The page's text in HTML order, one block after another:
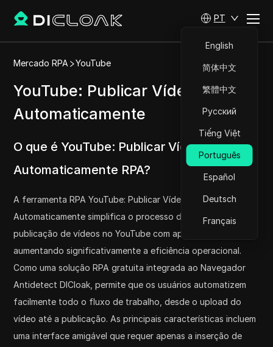
PT
English
简体中文
繁體中文
Русский
Tiếng Việt
Português
Español
Deutsch
Français
Mercado RPA YouTube
YouTube: Publicar Vídeos
Automaticamente
O que é YouTube: Publicar Vídeos
Automaticamente RPA?
A ferramenta RPA YouTube: Publicar Vídeos
Automaticamente simplifica o processo de upload e
publicação de vídeos no YouTube com apenas um clique,
aumentando significativamente a eficiência operacional.
Como uma solução RPA gratuita integrada ao Navegador
Antidetect DICloak, permite que os usuários automatizem
facilmente todo o fluxo de trabalho, desde o upload do
vídeo até a publicação. As principais características incluem
uma interface amigável que requer apenas a inserção de